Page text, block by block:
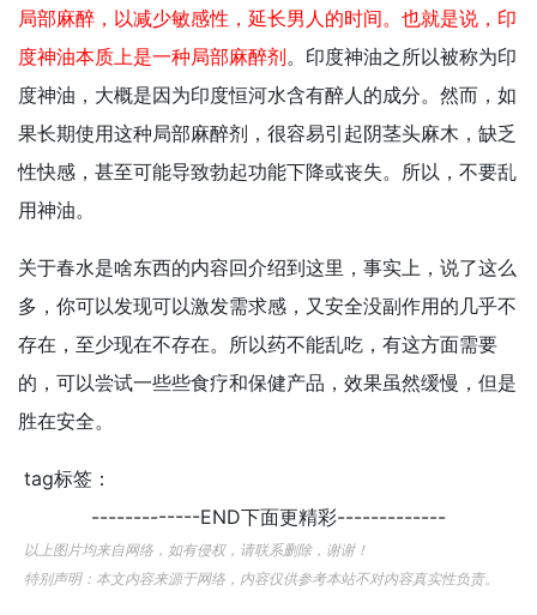
局部麻醉，以减少敏感性，延长男人的时间。也就是说，印
度神油本质上是一种局部麻醉剂。印度神油之所以被称为印
度神油，大概是因为印度恒河水含有醉人的成分。然而，如
果长期使用这种局部麻醉剂，很容易引起阴茎头麻木，缺乏
性快感，甚至可能导致勃起功能下降或丧失。所以，不要乱
用神油。
关于春水是啥东西的内容回介绍到这里，事实上，说了这么
多，你可以发现可以激发需求感，又安全没副作用的几乎不
存在，至少现在不存在。所以药不能乱吃，有这方面需要
的，可以尝试一些些食疗和保健产品，效果虽然缓慢，但是
胜在安全。
tag标签：
-------------END下面更精彩-------------
以上图片均来自网络，如有侵权，请联系删除，谢谢！
特别声明：本文内容来源于网络，内容仅供参考本站不对内容真实性负责。